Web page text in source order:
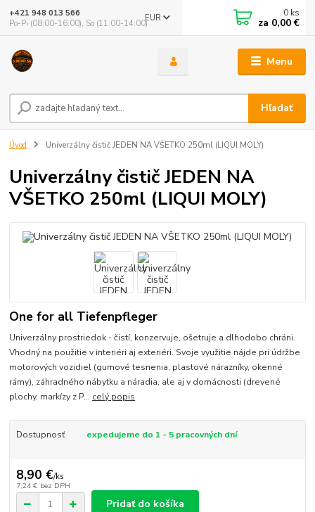
Menu
EUR
Hľadať
+421 948 013 566
Po-Pi (08:00-16:00), So (11:00-14:00)
0 ks
za 0,00 €
Úvod Univerzálny čistič JEDEN NA VŠETKO 250ml (LIQUI MOLY)
Univerzálny čistič JEDEN NA
VŠETKO 250ml (LIQUI MOLY)
One for all Tiefenpfleger
Univerzálny prostriedok - čistí, konzervuje, ošetruje a dlhodobo chráni.
Vhodný na použitie v interiéri aj exteriéri. Svoje využitie nájde pri údržbe
motorových vozidiel (gumové tesnenia, plastové nárazníky, okenné
rámy), záhradného nábytku a náradia, ale aj v domácnosti (drevené
plochy, markízy z P... celý popis
Dostupnosť expedujeme do 1 - 5 pracovných dní
8,90 €/ks
7,24 € bez DPH
Pridať do košíka